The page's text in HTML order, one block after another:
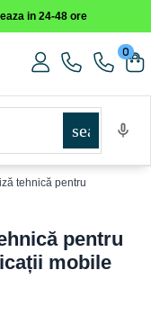
in 24-48 ore
0
search
tehnică pentru
pentru
mobile